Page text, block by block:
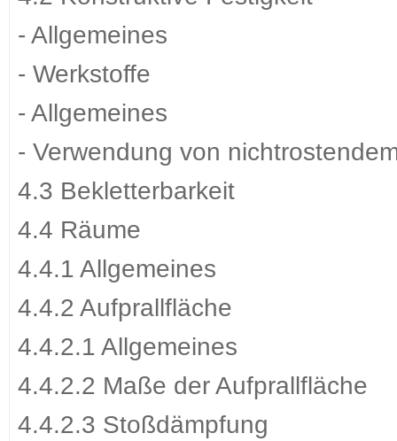
- Allgemeines
- Werkstoffe
- Allgemeines
- Verwendung von
4.3 Bekletterbarkeit
4.4 Räume
4.4.1 Allgemeines
4.4.2 Aufprallfläche
4.4.2.1 Allgemeines
4.4.2.2 Maße der Aufprallfläche
4.4.2.3 Stoßdämpfung